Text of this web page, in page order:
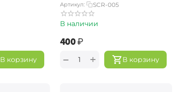
В корзину
Артикул: SCR-005
В наличии
‍400‍₽
В корзину
+
−